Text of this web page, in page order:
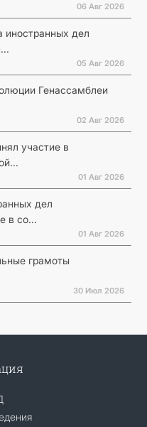
06 Авг 2026
иностранных дел
05 Авг 2026
Генассамблеи
02 Авг 2026
участие в
01 Авг 2026
дел
в со...
01 Авг 2026
грамоты
30 Июл 2026